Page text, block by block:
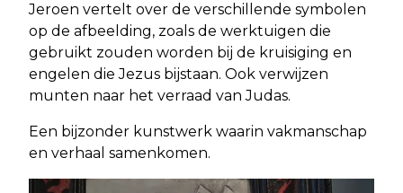
Jeroen vertelt over de verschillende symbolen
op de afbeelding, zoals de werktuigen die
gebruikt zouden worden bij de kruisiging en
engelen die Jezus bijstaan. Ook verwijzen
munten naar het verraad van Judas.
Een bijzonder kunstwerk waarin vakmanschap
en verhaal samenkomen.